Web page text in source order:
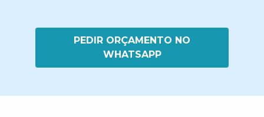
PEDIR ORÇAMENTO NO
WHATSAPP